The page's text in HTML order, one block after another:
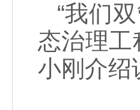
“我们
态治理
小刚介绍